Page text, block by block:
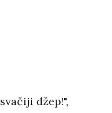
džep!",